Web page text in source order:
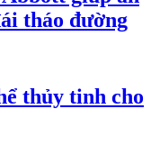
tháo đường
thủy tinh cho